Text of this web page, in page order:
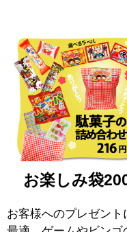
お楽しみ袋
お客様へのプレゼント